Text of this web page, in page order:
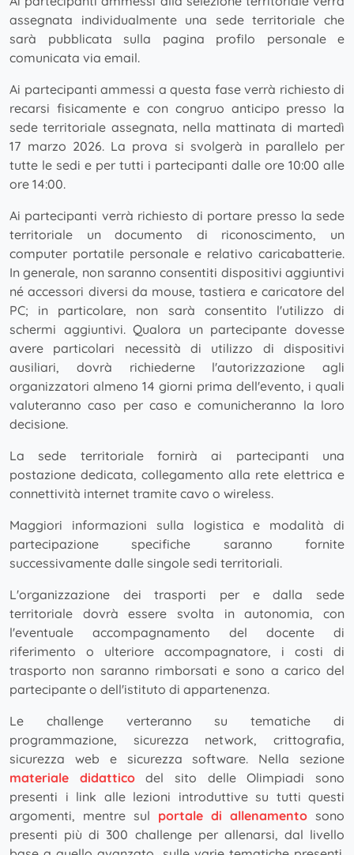
assegnata individualmente una sede territoriale che
sarà pubblicata sulla pagina profilo personale e
comunicata via email.
Ai partecipanti ammessi a questa fase verrà richiesto di
recarsi fisicamente e con congruo anticipo presso la
sede territoriale assegnata, nella mattinata di martedì
17 marzo 2026. La prova si svolgerà in parallelo per
tutte le sedi e per tutti i partecipanti dalle ore 10:00 alle
ore 14:00.
Ai partecipanti verrà richiesto di portare presso la sede
territoriale un documento di riconoscimento, un
computer portatile personale e relativo caricabatterie.
In generale, non saranno consentiti dispositivi aggiuntivi
né accessori diversi da mouse, tastiera e caricatore del
PC; in particolare, non sarà consentito l'utilizzo di
schermi aggiuntivi. Qualora un partecipante dovesse
avere particolari necessità di utilizzo di dispositivi
ausiliari, dovrà richiederne l'autorizzazione agli
organizzatori almeno 14 giorni prima dell'evento, i quali
valuteranno caso per caso e comunicheranno la loro
decisione.
La sede territoriale fornirà ai partecipanti una
postazione dedicata, collegamento alla rete elettrica e
connettività internet tramite cavo o wireless.
Maggiori informazioni sulla logistica e modalità di
partecipazione specifiche saranno fornite
successivamente dalle singole sedi territoriali.
L'organizzazione dei trasporti per e dalla sede
territoriale dovrà essere svolta in autonomia, con
l'eventuale accompagnamento del docente di
riferimento o ulteriore accompagnatore, i costi di
trasporto non saranno rimborsati e sono a carico del
partecipante o dell'istituto di appartenenza.
Le challenge verteranno su tematiche di
programmazione, sicurezza network, crittografia,
sicurezza web e sicurezza software. Nella sezione
materiale didatticodel sito delle Olimpiadi sono
presenti i link alle lezioni introduttive su tutti questi
argomenti, mentre sul portale di allenamento sono
presenti più di 300 challenge per allenarsi, dal livello